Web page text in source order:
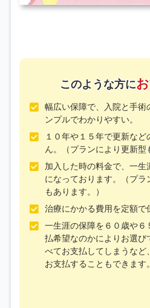
このような方に
幅広い保障で、入院と手術
ンプルでわかりやすい。
１０年や１５年で更新な
ん。（プランにより更新型
加入した時の料金で、一
になっております。（プラ
もあります。）
治療にかかる費用を定額で
一生涯の保障を６０歳や６
払希望なのかによりお選び
べてお支払してしまうなど
お支払することもできます。